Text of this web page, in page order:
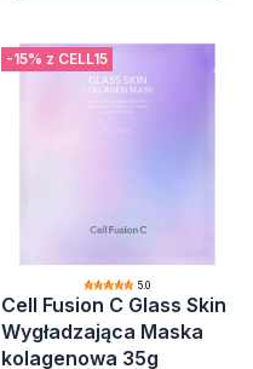
-15% z CELL15
5.0
Cell Fusion C Glass Skin
Wygładzająca Maska
kolagenowa 35g